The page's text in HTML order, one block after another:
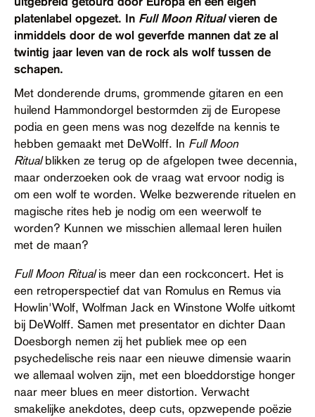
platenlabel opgezet. In Full Moon Ritualvieren de
inmiddels door de wol geverfde mannen dat ze al
twintig jaar leven van de rock als wolf tussen de
schapen.
Met donderende drums, grommende gitaren en een
huilend Hammondorgel bestormden zij de Europese
podia en geen mens was nog dezelfde na kennis te
hebben gemaakt met DeWolff. In Full Moon
Ritualblikken ze terug op de afgelopen twee decennia,
maar onderzoeken ook de vraag wat ervoor nodig is
om een wolf te worden. Welke bezwerende rituelen en
magische rites heb je nodig om een weerwolf te
worden? Kunnen we misschien allemaal leren huilen
met de maan?
Full Moon Ritualis meer dan een rockconcert. Het is
een retroperspectief dat van Romulus en Remus via
Howlin'Wolf, Wolfman Jack en Winstone Wolfe uitkomt
bij DeWolff. Samen met presentator en dichter Daan
Doesborgh nemen zij het publiek mee op een
psychedelische reis naar een nieuwe dimensie waarin
we allemaal wolven zijn, met een bloeddorstige honger
naar meer blues en meer distortion. Verwacht
smakelijke anekdotes, deep cuts, opzwepende poëzie